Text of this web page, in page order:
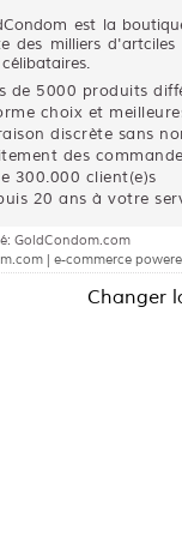
est la
des milliers
de 5000 produits
choix et
discrète sans
des
300.000 client(e)s
20 ans à votre
GoldCondom.com
| e-commerce
Changer